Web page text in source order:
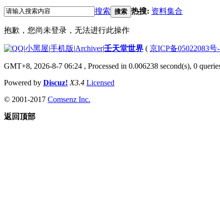
搜索 搜索 热搜: 资料集合
抱歉，您尚未登录，无法进行此操作
|小黑屋|手机版|Archiver|壬天堂世界 ( 京ICP备05022083号
GMT+8, 2026-8-7 06:24 , Processed in 0.006238 second(s), 0
Powered by Discuz! X3.4 Licensed
© 2001-2017 Comsenz Inc.
返回顶部